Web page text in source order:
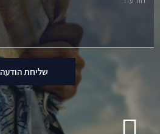
שליחת הודעה